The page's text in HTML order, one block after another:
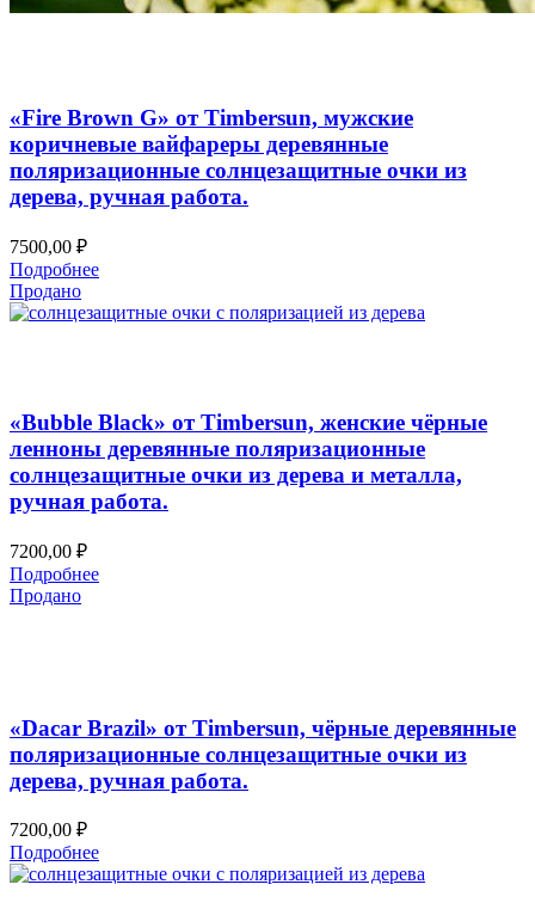
«Fire Brown G» от Timbersun, мужские
коричневые вайфареры деревянные
поляризационные солнцезащитные очки из
дерева, ручная работа.
7500,00 ₽
Подробнее
Продано
«Bubble Black» от Timbersun, женские чёрные
ленноны деревянные поляризационные
солнцезащитные очки из дерева и металла,
ручная работа.
7200,00 ₽
Подробнее
Продано
«Dacar Brazil» от Timbersun, чёрные деревянные
поляризационные солнцезащитные очки из
дерева, ручная работа.
7200,00 ₽
Подробнее